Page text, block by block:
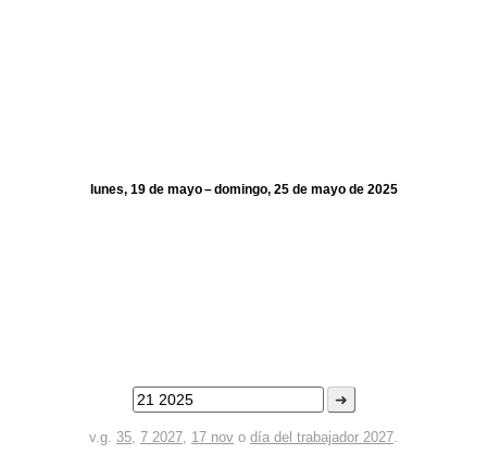
lunes, 19 de mayo – domingo, 25 de mayo de 2025
➜
v.g. 35, 7 2027, 17 nov o día del trabajador 2027.